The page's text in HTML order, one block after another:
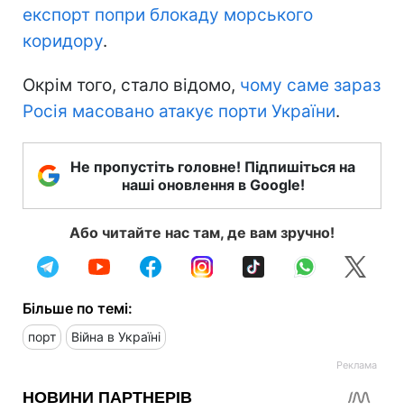
експорт попри блокаду морського
коридору.
Окрім того, стало відомо, чому саме зараз
Росія масовано атакує порти України.
Не пропустіть головне! Підпишіться на
наші оновлення в Google!
Або читайте нас там, де вам зручно!
Більше по темі:
порт Війна в Україні